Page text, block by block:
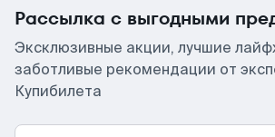
Рассылка с выгодными
Эксклюзивные акции, лучшие
заботливые рекомендации от
Купибилета